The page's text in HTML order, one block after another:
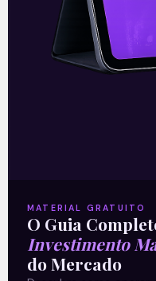
03/08/2021
MATERIAL GRATUITO
O Guia
Investimento
do Mercado